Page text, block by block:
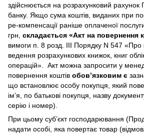
здійснюється на розрахунковий рахунок
банку. Якщо сума коштів, виданих при
ре-компенсації раніше оплаченої
грн, складається «Акт на повернення
вимоги п. 8 розд. III Порядку N 547 «Про
ведення розрахункових книжок, книг
операцій». Акт можна запросити у
повернення коштів обов’язковим є
що встановлює особу покупця, який
ім’я, по батькові покупця, назву
серію і номер).
При цьому суб’єкт господарювання
надати особі, яка повертає товар